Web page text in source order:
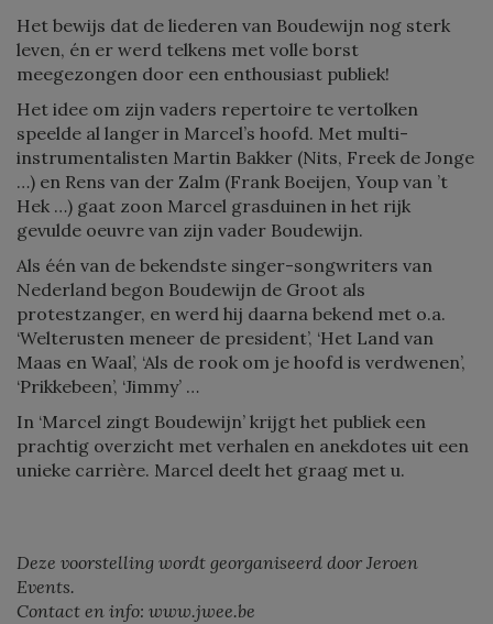
Het bewijs dat de liederen van Boudewijn nog sterk
leven, én er werd telkens met volle borst
meegezongen door een enthousiast publiek!
Het idee om zijn vaders repertoire te vertolken
speelde al langer in Marcel’s hoofd. Met multi-
instrumentalisten Martin Bakker (Nits, Freek de Jonge
…) en Rens van der Zalm (Frank Boeijen, Youp van ’t
Hek …) gaat zoon Marcel grasduinen in het rijk
gevulde oeuvre van zijn vader Boudewijn.
Als één van de bekendste singer-songwriters van
Nederland begon Boudewijn de Groot als
protestzanger, en werd hij daarna bekend met o.a.
‘Welterusten meneer de president’, ‘Het Land van
Maas en Waal’, ‘Als de rook om je hoofd is verdwenen’,
‘Prikkebeen’, ‘Jimmy’ …
In ‘Marcel zingt Boudewijn’ krijgt het publiek een
prachtig overzicht met verhalen en anekdotes uit een
unieke carrière. Marcel deelt het graag met u.
Deze voorstelling wordt georganiseerd door Jeroen
Events.
Contact en info: www.jwee.be